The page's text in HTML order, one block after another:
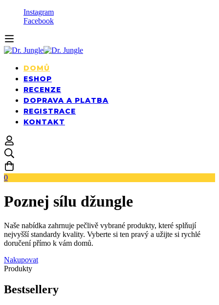
Instagram
Facebook
DOMŮ
ESHOP
RECENZE
DOPRAVA A PLATBA
REGISTRACE
KONTAKT
0
Poznej sílu džungle
Naše nabídka zahrnuje pečlivě vybrané produkty, které splňují
nejvyšší standardy kvality. Vyberte si ten pravý a užijte si rychlé
doručení přímo k vám domů.
Nakupovat
Produkty
Bestsellery